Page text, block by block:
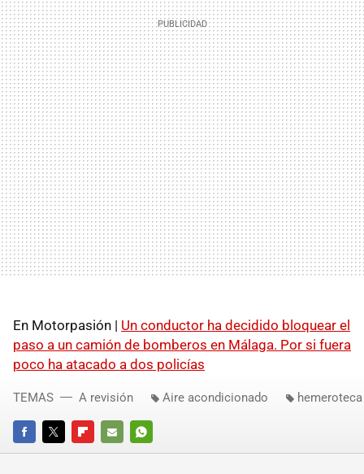
En Motorpasión | Un conductor ha decidido bloquear el
paso a un camión de bomberos en Málaga. Por si fuera
poco ha atacado a dos policías
FACEBOOKTWITTERFLIPBOARD
E-
WHATSAPP
TEMAS A revisión Aire acondicionado hemeroteca